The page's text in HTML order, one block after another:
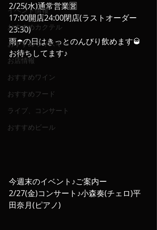
イベント情報
おすすめカクテル
おすすめウィスキー
お店情報
おすすめワイン
おすすめフード
ライブ、コンサート
おすすめビール
2/25(水)通常営業🈺
17:00開店24:00閉店(ラストオーダー
23:30)
雨☂️の日はきっとのんびり飲めます🥃
お待ちしてます♪
今週末のイベント♪ご案内ー
2/27(金)コンサート♪小森奏(チェロ)平
田奈月(ピアノ)